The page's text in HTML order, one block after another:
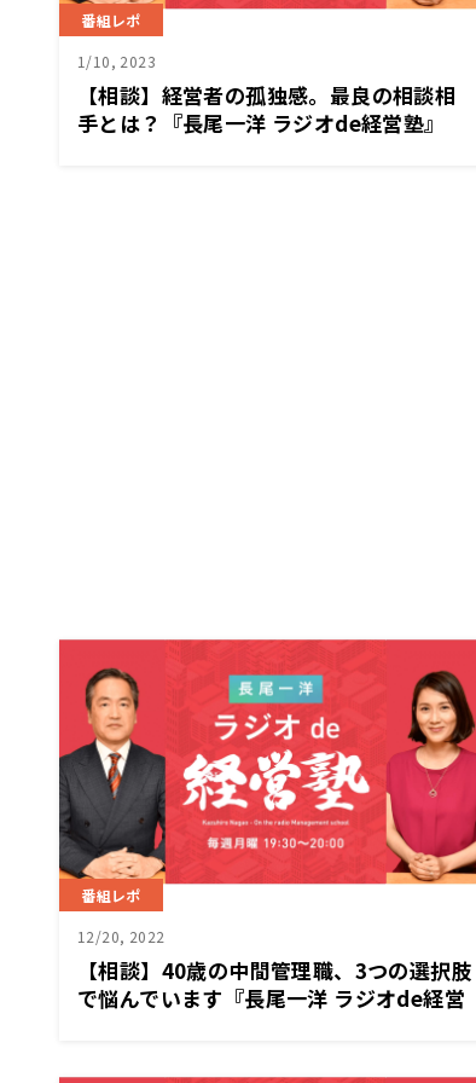
番組レポ
1/10, 2023
【相談】経営者の孤独感。最良の相談相
手とは？『長尾一洋 ラジオde経営塾』
番組レポ
12/20, 2022
【相談】40歳の中間管理職、3つの選択肢
で悩んでいます『長尾一洋 ラジオde経営